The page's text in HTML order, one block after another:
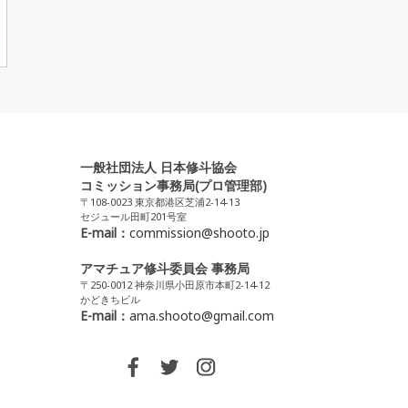
一般社団法人 日本修斗協会
コミッション事務局(プロ管理部)
〒108-0023 東京都港区芝浦2-14-13
セジュール田町201号室
E-mail： commission@shooto.jp
アマチュア修斗委員会 事務局
〒250-0012 神奈川県小田原市本町2-14-12
かどきちビル
E-mail： ama.shooto@gmail.com